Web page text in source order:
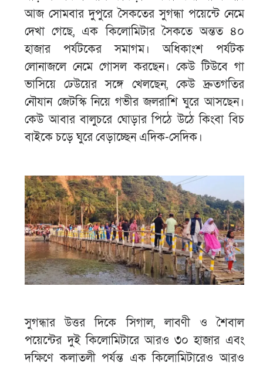
আজ সোমবার দুপুরে সৈকতের সুগন্ধা পয়েন্টে নেমে
দেখা গেছে, এক কিলোমিটার সৈকতে অন্তত ৪০
হাজার পর্যটকের সমাগম। অধিকাংশ পর্যটক
লোনাজলে নেমে গোসল করছেন। কেউ টিউবে গা
ভাসিয়ে ঢেউয়ের সঙ্গে খেলছেন, কেউ দ্রুতগতির
নৌযান জেটস্কি নিয়ে গভীর জলরাশি ঘুরে আসছেন।
কেউ আবার বালুচরে ঘোড়ার পিঠে উঠে কিংবা বিচ
বাইকে চড়ে ঘুরে বেড়াচ্ছেন এদিক-সেদিক।
সুগন্ধার উত্তর দিকে সিগাল, লাবণী ও শৈবাল
পয়েন্টের দুই কিলোমিটারে আরও ৩০ হাজার এবং
দক্ষিণে কলাতলী পর্যন্ত এক কিলোমিটারেও আরও